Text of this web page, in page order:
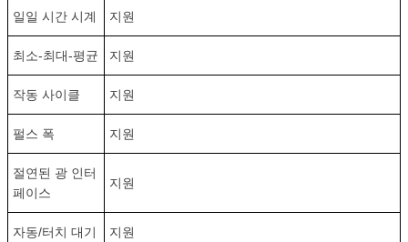
일일 시간 시계 지원
최소-최대-평균 지원
작동 사이클 지원
펄스 폭 지원
절연된 광 인터
페이스
지원
자동/터치 대기 지원